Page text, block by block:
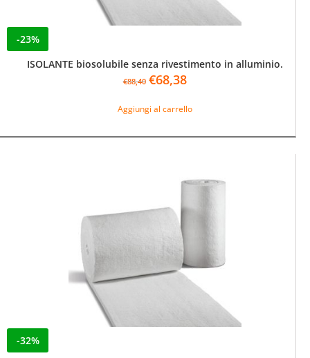
-23%
ISOLANTE biosolubile senza rivestimento in alluminio.
€88,40 Il
originale
€88,40.
€68,38Il
attuale
€68,38.
Aggiungi al carrello
-32%